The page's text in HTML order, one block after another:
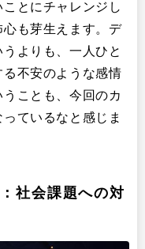
とにチャレンジし
も芽生えます。デ
よりも、一人ひと
不安のような感情
ことも、今回のカ
ているなと感じま
社会課題への対